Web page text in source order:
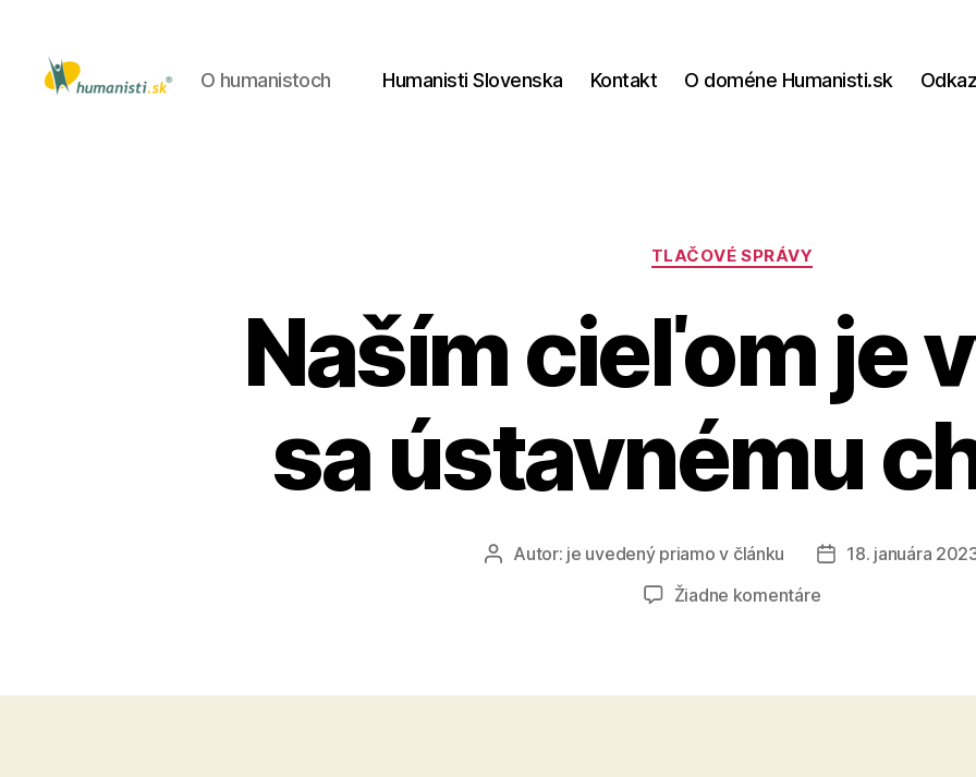
O humanistoch Humanisti Slovenska Kontakt O doméne Humanisti.sk
Kategórie
TLAČOVÉ SPRÁVY
Naším cieľom je
sa ústavnému
AutorAutor: je uvedený priamo v článku
Dátum
18. januára
Žiadne komentárena
vyhnúť